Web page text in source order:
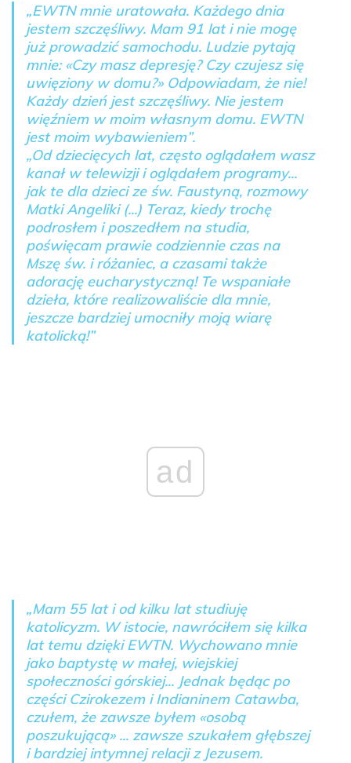
„EWTN mnie uratowała. Każdego dnia
jestem szczęśliwy. Mam 91 lat i nie mogę
już prowadzić samochodu. Ludzie pytają
mnie: «Czy masz depresję? Czy czujesz się
uwięziony w domu?» Odpowiadam, że nie!
Każdy dzień jest szczęśliwy. Nie jestem
więźniem w moim własnym domu. EWTN
jest moim wybawieniem”.
„Od dziecięcych lat, często oglądałem wasz
kanał w telewizji i oglądałem programy...
jak te dla dzieci ze św. Faustyną, rozmowy
Matki Angeliki (...) Teraz, kiedy trochę
podrosłem i poszedłem na studia,
poświęcam prawie codziennie czas na
Mszę św. i różaniec, a czasami także
adorację eucharystyczną! Te wspaniałe
dzieła, które realizowaliście dla mnie,
jeszcze bardziej umocniły moją wiarę
katolicką!”
ad
„Mam 55 lat i od kilku lat studiuję
katolicyzm. W istocie, nawróciłem się kilka
lat temu dzięki EWTN. Wychowano mnie
jako baptystę w małej, wiejskiej
społeczności górskiej... Jednak będąc po
części Czirokezem i Indianinem Catawba,
czułem, że zawsze byłem «osobą
poszukującą» ... zawsze szukałem głębszej
i bardziej intymnej relacji z Jezusem.